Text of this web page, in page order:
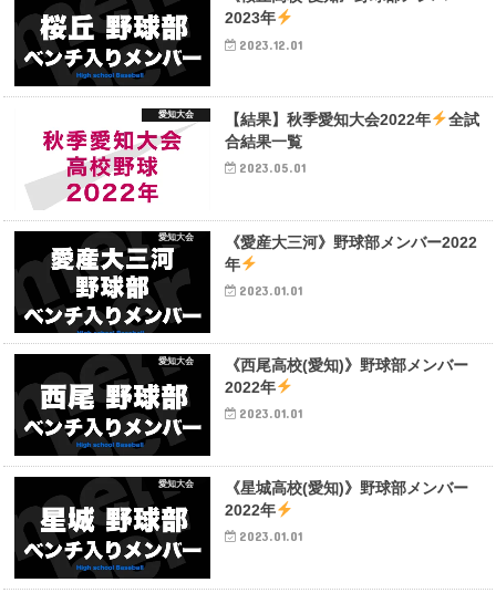
2023年
2023.12.01
愛知大会 【結果】秋季愛知大会2022年
全試
合結果一覧
2023.05.01
愛知大会
《愛産大三河》野球部メンバー2022
年
2023.01.01
愛知大会
《西尾高校(愛知)》野球部メンバー
2022年
2023.01.01
愛知大会
《星城高校(愛知)》野球部メンバー
2022年
2023.01.01